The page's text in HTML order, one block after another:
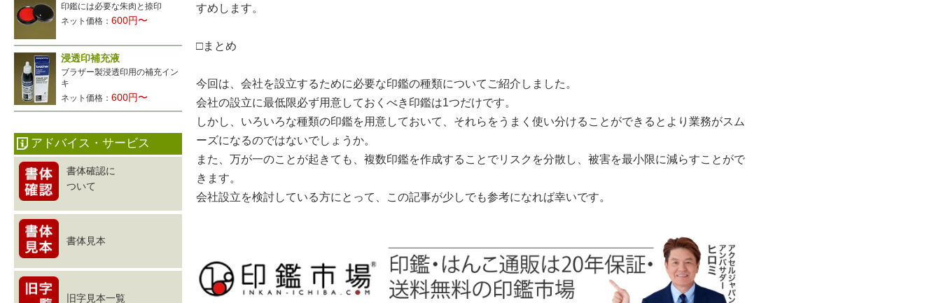
すめします。
□まとめ
今回は、会社を設立するために必要な印鑑の種類についてご紹介しました。
会社の設立に最低限必ず用意しておくべき印鑑は1つだけです。
しかし、いろいろな種類の印鑑を用意しておいて、それらをうまく使い分けることができるとより業務がスム
ーズになるのではないでしょうか。
また、万が一のことが起きても、複数印鑑を作成することでリスクを分散し、被害を最小限に減らすことがで
きます。
会社設立を検討している方にとって、この記事が少しでも参考になれば幸いです。
印鑑には必要な朱肉と捺印
ネット価格：600円〜
浸透印補充液
ブラザー製浸透印用の補充イン
キ
ネット価格：600円〜
アドバイス・サービス
書体確認に
ついて
書体見本
旧字見本一覧